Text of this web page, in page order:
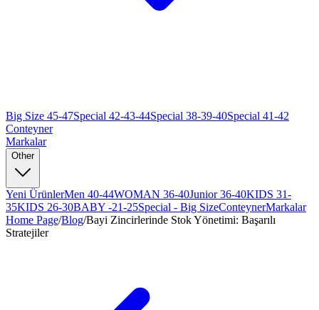
Big Size 45-47Special 42-43-44Special 38-39-40Special 41-42
Conteyner
Markalar
Other
Yeni ÜrünlerMen 40-44WOMAN 36-40Junior 36-40KIDS 31-
35KIDS 26-30BABY -21-25Special - Big SizeConteynerMarkalar
Home Page/Blog/Bayi Zincirlerinde Stok Yönetimi: Başarılı
Stratejiler